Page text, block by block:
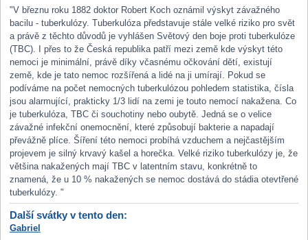
"V březnu roku 1882 doktor Robert Koch oznámil výskyt závažného
bacilu - tuberkulózy. Tuberkulóza představuje stále velké riziko pro svět
a právě z těchto důvodů je vyhlášen Světový den boje proti tuberkulóze
(TBC). I přes to že Česká republika patří mezi země kde výskyt této
nemoci je minimální, právě díky včasnému očkování dětí, existují
země, kde je tato nemoc rozšířená a lidé na ji umírají. Pokud se
podíváme na počet nemocných tuberkulózou pohledem statistika, čísla
jsou alarmující, prakticky 1/3 lidí na zemi je touto nemocí nakažena. Co
je tuberkulóza, TBC či souchotiny nebo oubytě. Jedná se o velice
závažné infekční onemocnění, které způsobují bakterie a napadají
převážně plíce. Šíření této nemoci probíhá vzduchem a nejčastějším
projevem je silný krvavý kašel a horečka. Velké riziko tuberkulózy je, že
většina nakažených mají TBC v latentním stavu, konkrétně to
znamená, že u 10 % nakažených se nemoc dostává do stádia otevtřené
tuberkulózy. "
Další svátky v tento den:
Gabriel